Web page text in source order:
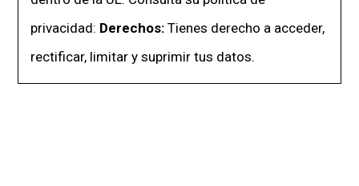
privacidad: Derechos: Tienes derecho a acceder,
rectificar, limitar y suprimir tus datos.